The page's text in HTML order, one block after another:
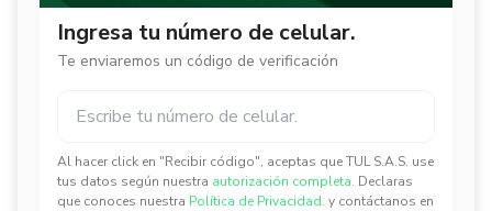
Ingresa tu número de celular.
Te enviaremos un código de verificación
Al hacer click en "Recibir código", aceptas que TUL S.A.S. use
tus datos según nuestra autorización completa. Declaras
que conoces nuestra Política de Privacidad. y contáctanos en
✕
✕